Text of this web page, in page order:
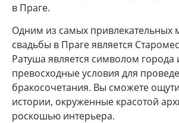
в Праге.
Одним из самых привлекательных
свадьбы в Праге является
Ратуша является символом города
превосходные условия для
бракосочетания. Вы сможете
истории, окруженные красотой
роскошью интерьера.